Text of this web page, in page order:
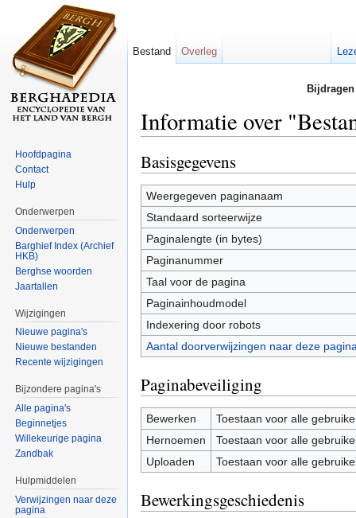
Informatie over
Basisgegevens
Weergegeven paginanaam
Standaard sorteerwijze
Paginalengte (in bytes)
Paginanummer
Taal voor de pagina
Paginainhoudmodel
Indexering door robots
Aantal doorverwijzingen naar deze
Paginabeveiliging
Bewerken
Toestaan voor alle
Hernoemen
Toestaan voor alle
Uploaden
Toestaan voor alle
Bewerkingsgeschiedenis
Bestand Overleg
Hoofdpagina
Contact
Hulp
Onderwerpen
Onderwerpen
Barghief Index (Archief
HKB)
Berghse woorden
Jaartallen
Wijzigingen
Nieuwe pagina's
Nieuwe bestanden
Recente wijzigingen
Bijzondere pagina's
Alle pagina's
Beginnetjes
Willekeurige pagina
Zandbak
Hulpmiddelen
Verwijzingen naar deze
pagina